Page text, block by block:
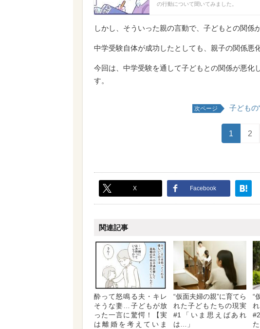
の行動について聞いてみました。
しかし、そういった親の言動で、子どもとの関
中学受験自体が成功したとしても、親子の関係悪
今回は、中学受験を通して子どもとの関係が悪化
す。
次ページ 子どもの
1 2
X Facebook
関連記事
酔って怒鳴る夫・キレ
そうな妻…子どもが放
った一言に驚愕！【実
は離婚を考えていま
“仮面夫婦の親”に育てら
れた子どもたちの現実
#1「いま思えばあれ
は…」
“
た